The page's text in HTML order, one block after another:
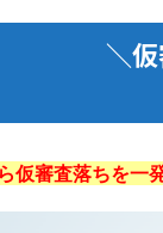
＼
仮審査落ちを一